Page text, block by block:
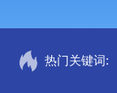
热门关键词: